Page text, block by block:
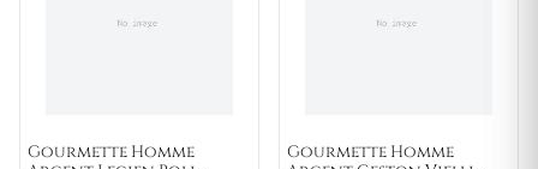
Gourmette Homme
Gourmette Homme